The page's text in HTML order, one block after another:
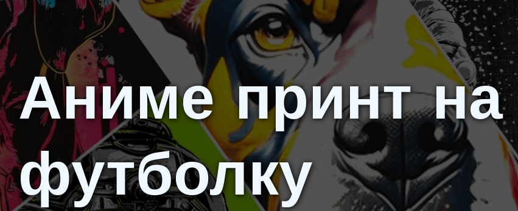
Аниме принт на
футболку